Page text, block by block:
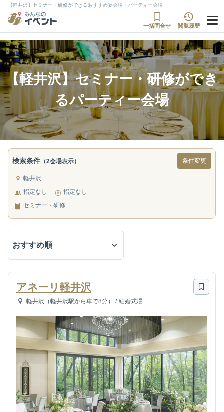
【軽井沢】セミナー・研修ができるおすすめ宴会場・パーティー会場
一括問合せ 閲覧履歴
【軽井沢】セミナー・研修ができ
るパーティー会場
検索条件 （2会場表示） 条件変更
軽井沢
指定なし
指定なし
セミナー・研修
アネーリ軽井沢
軽井沢（軽井沢駅から車で8分） / 結婚式場